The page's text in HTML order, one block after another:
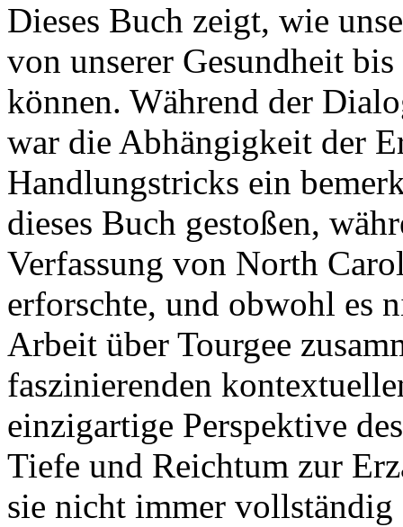
Dieses Buch zeigt, wie
von unserer Gesundheit
können. Während der
war die Abhängigkeit der
Handlungstricks ein
dieses Buch gestoßen,
Verfassung von North
erforschte, und obwohl es
Arbeit über Tourgee
faszinierenden
einzigartige Perspektive
Tiefe und Reichtum zur
sie nicht immer